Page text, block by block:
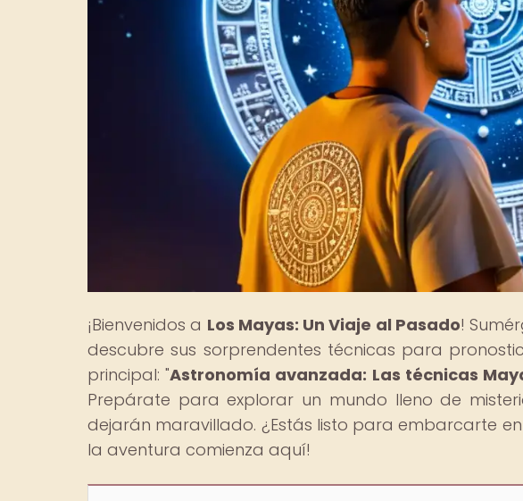
¡Bienvenidos a Los Mayas: Un Viaje al Pasado!
descubre sus sorprendentes técnicas para
principal: "Astronomía avanzada: Las técnicas
Prepárate para explorar un mundo lleno de
dejarán maravillado. ¿Estás listo para embarcarte
la aventura comienza aquí!